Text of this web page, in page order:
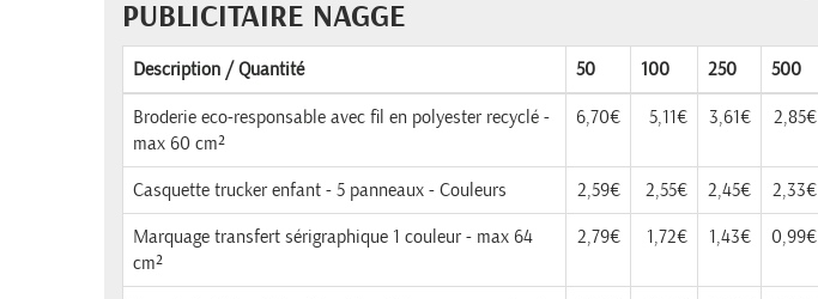
PUBLICITAIRE NAGGE
Description / Quantité 50 100 250 500
Broderie eco-responsable avec fil en polyester recyclé -
max 60 cm²
6,70€ 5,11€ 3,61€ 2,85€
Casquette trucker enfant - 5 panneaux - Couleurs 2,59€ 2,55€ 2,45€ 2,33€
Marquage transfert sérigraphique 1 couleur - max 64
cm²
2,79€ 1,72€ 1,43€ 0,99€